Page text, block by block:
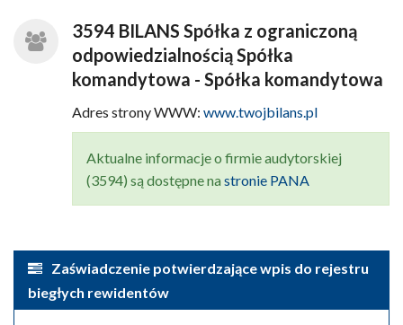
3594 BILANS Spółka z ograniczoną
odpowiedzialnością Spółka
komandytowa - Spółka komandytowa
Adres strony WWW: www.twojbilans.pl
Aktualne informacje o firmie audytorskiej
(3594) są dostępne nastronie PANA
Zaświadczenie potwierdzające wpis do rejestru
biegłych rewidentów